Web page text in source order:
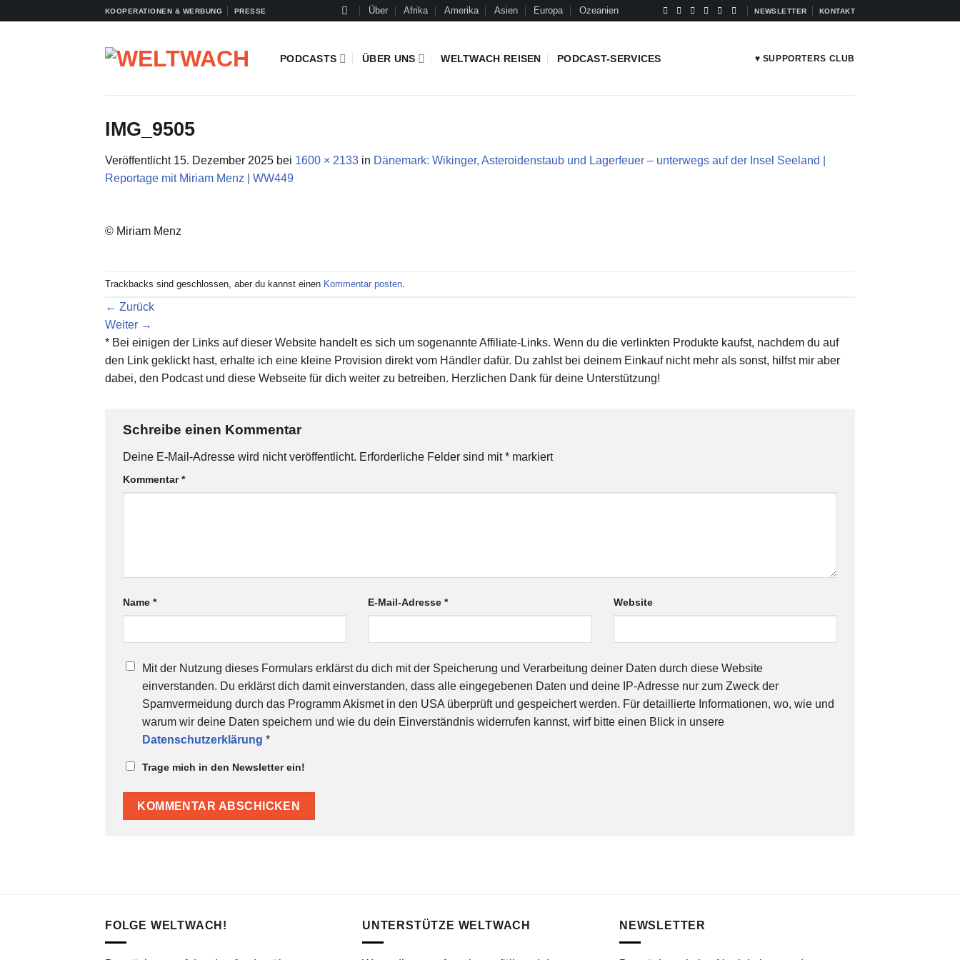
KOOPERATIONEN & WERBUNG PRESSE Über Afrika Amerika Asien Europa Ozeanien NEWSLETTER KONTAKT
PODCASTS ÜBER UNS WELTWACH REISEN PODCAST-SERVICES ♥ SUPPORTERS CLUB
IMG_9505
Veröffentlicht 15. Dezember 2025 bei 1600 × 2133 in Dänemark: Wikinger, Asteroidenstaub und Lagerfeuer – unterwegs auf der Insel Seeland |
Reportage mit Miriam Menz | WW449
© Miriam Menz
Trackbacks sind geschlossen, aber du kannst einen Kommentar posten
← Zurück
Weiter →
* Bei einigen der Links auf dieser Website handelt es sich um sogenannte Affiliate-Links. Wenn du die verlinkten Produkte kaufst, nachdem du auf
den Link geklickt hast, erhalte ich eine kleine Provision direkt vom Händler dafür. Du zahlst bei deinem Einkauf nicht mehr als sonst, hilfst mir aber
dabei, den Podcast und diese Webseite für dich weiter zu betreiben. Herzlichen Dank für deine Unterstützung!
Schreibe einen Kommentar
Deine E-Mail-Adresse wird nicht veröffentlicht. Erforderliche Felder sind mit* markiert
Kommentar*
Name * E-Mail-Adresse* Website
Mit der Nutzung dieses Formulars erklärst du dich mit der Speicherung und Verarbeitung deiner Daten durch diese Website
einverstanden. Du erklärst dich damit einverstanden, dass alle eingegebenen Daten und deine IP-Adresse nur zum Zweck der
Spamvermeidung durch das Programm Akismet in den USA überprüft und gespeichert werden. Für detaillierte Informationen, wo, wie und
warum wir deine Daten speichern und wie du dein Einverständnis widerrufen kannst, wirf bitte einen Blick in unsere
Datenschutzerklärung *
Trage mich in den Newsletter ein!
FOLGE WELTWACH! UNTERSTÜTZE WELTWACH NEWSLETTER